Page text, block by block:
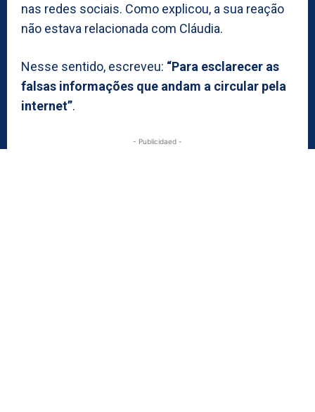
nas redes sociais. Como explicou, a sua reação
não estava relacionada com Cláudia.
Nesse sentido, escreveu: “Para esclarecer as
falsas informações que andam a circular pela
internet”.
- Publicidaed -